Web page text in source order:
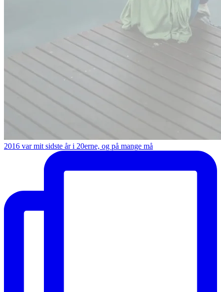
2016 var mit sidste år i 20erne, og på mange må